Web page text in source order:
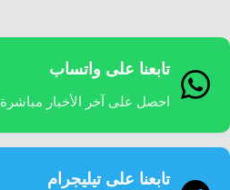
تابعنا على واتساب
احصل على آخر الأخبار مباشرة
تابعنا على تيليجرام